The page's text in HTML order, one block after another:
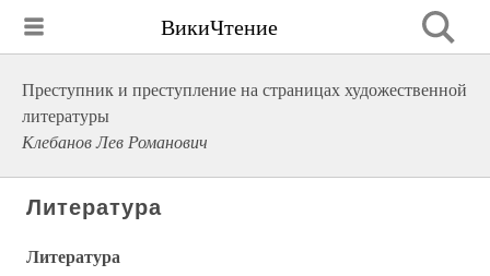
ВикиЧтение
Преступник и преступление на страницах художественной
литературы
Клебанов Лев Романович
Литература
Литература